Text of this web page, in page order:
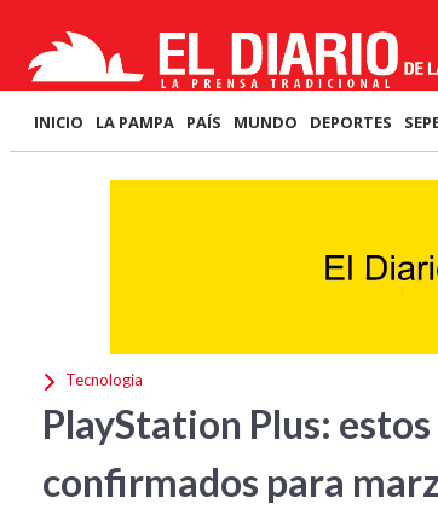
INICIO LA PAMPA PAÍS MUNDO DEPORTES
Tecnologia
PlayStation Plus:
confirmados para